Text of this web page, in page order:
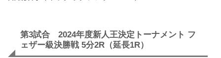
第3試合 2024年度新人王決定トーナメント フ
ェザー級決勝戦 5分2R（延長1R）